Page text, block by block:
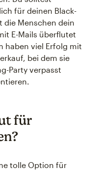
für deinen Black-
die Menschen dein
E-Mails überflutet
haben viel Erfolg mit
bei dem sie
Party verpasst
für
tolle Option für